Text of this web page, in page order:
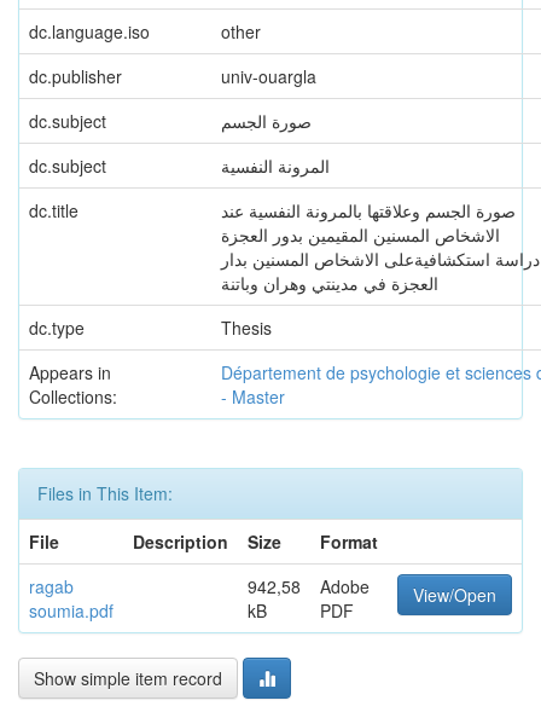
dc.language.iso
other
dc.publisher
univ-ouargla
dc.subject
صورة الجسم
dc.subject
المرونة النفسية
dc.title
صورة الجسم وعلاقتها بالمرونة النفسية عند
الاشخاص المسنين المقيمين بدور العجزة
دراسة استكشافيةعلى الاشخاص المسنين بدار
العجزة في مدينتي وهران وباتنة
dc.type
Thesis
Appears in
Collections:
Département de psychologie et sciences
- Master
Files in This Item:
File
Description Size
Format
ragab
soumia.pdf
942,58
kB
Adobe
PDF
View/Open
Show simple item record